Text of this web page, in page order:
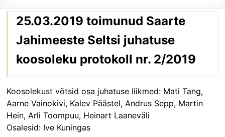
25.03.2019 toimunud Saarte
Jahimeeste Seltsi juhatuse
koosoleku protokoll nr. 2/2019
Koosolekust võtsid osa juhatuse liikmed: Mati Tang,
Aarne Vainokivi, Kalev Päästel, Andrus Sepp, Martin
Hein, Arli Toompuu, Heinart Laaneväli
Osalesid: Ive Kuningas